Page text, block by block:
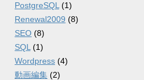
PostgreSQL (1)
Renewal2009 (8)
SEO (8)
SQL (1)
Wordpress (4)
動画編集 (2)